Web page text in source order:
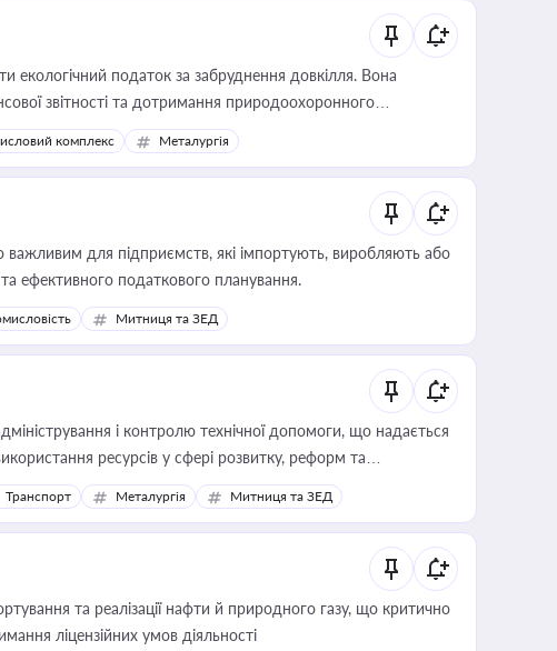
екологічний податок за забруднення довкілля. Вона
звітності та дотримання природоохоронного
комплекс Металургія
для підприємств, які імпортують, виробляють або
ефективного податкового планування.
Митниця та ЗЕД
і контролю технічної допомоги, що надається
ресурсів у сфері розвитку, реформ та
Транспорт Металургія Митниця та ЗЕД
та реалізації нафти й природного газу, що критично
ліцензійних умов діяльності